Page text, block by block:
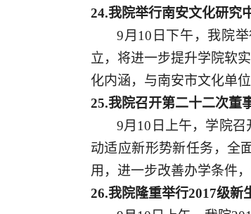
24.我院举行南安文化研究
9月10日下午，我院
立，将进一步提升学院软
化内涵，与南安市文化单
25.我院召开第二十二次董
9月10日上午，学院
动适应新形势新任务，全
用，进一步改善办学条件
26.我院隆重举行2017级新